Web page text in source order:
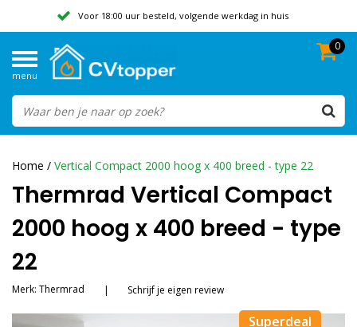
Voor 18:00 uur besteld, volgende werkdag in huis
Beoordeeld met een 9,8
menu
0
Home / Vertical Compact 2000 hoog x 400 breed - type 22
Thermrad Vertical Compact
2000 hoog x 400 breed - type
22
Merk: Thermrad | Schrijf je eigen review
Superdeal